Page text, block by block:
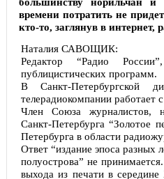
времени потратить не
кто-то, заглянув в интернет,
Наталия САВОЩИК:
Редактор “Радио
публицистических программ.
В Санкт-Петербургской
телерадиокомпании работает
Член Союза журналистов,
Санкт-Петербурга “Золотое
Петербурга в области
Ответ “издание эпоса разных
полуострова” не
выхода из печати в